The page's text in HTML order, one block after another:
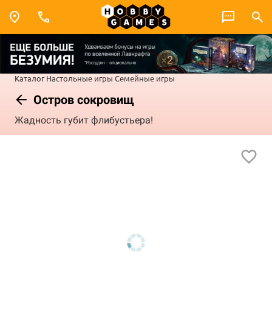
Каталог Настольные игры Семейные игры
Остров сокровищ
Жадность губит флибустьера!